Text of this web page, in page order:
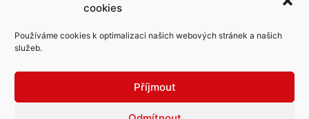
cookies
Používáme cookies k optimalizaci našich webových stránek a našich
služeb.
Příjmout
INFORMACE A KODEX DISKUTUJÍCÍCH
LOGO A LOGO MANUÁL